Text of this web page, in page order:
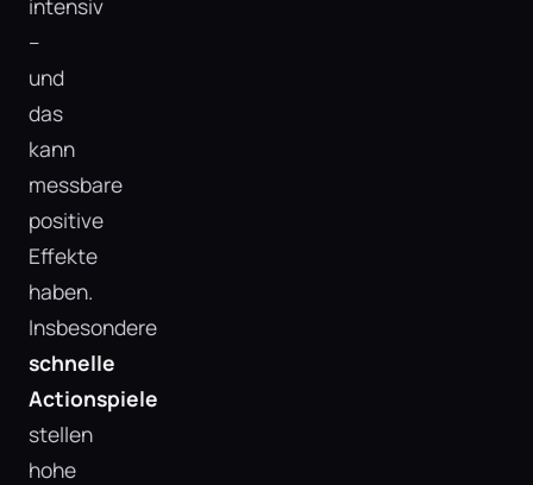
intensiv
–
und
das
kann
messbare
positive
Effekte
haben.
Insbesondere
schnelle
Actionspiele
stellen
hohe